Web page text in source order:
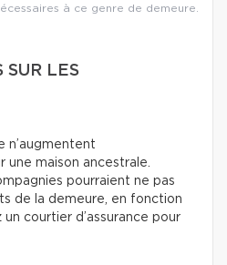
à ce genre de demeure.
SUR LES
n’augmentent
une maison ancestrale.
pourraient ne pas
de la demeure, en fonction
courtier d’assurance pour